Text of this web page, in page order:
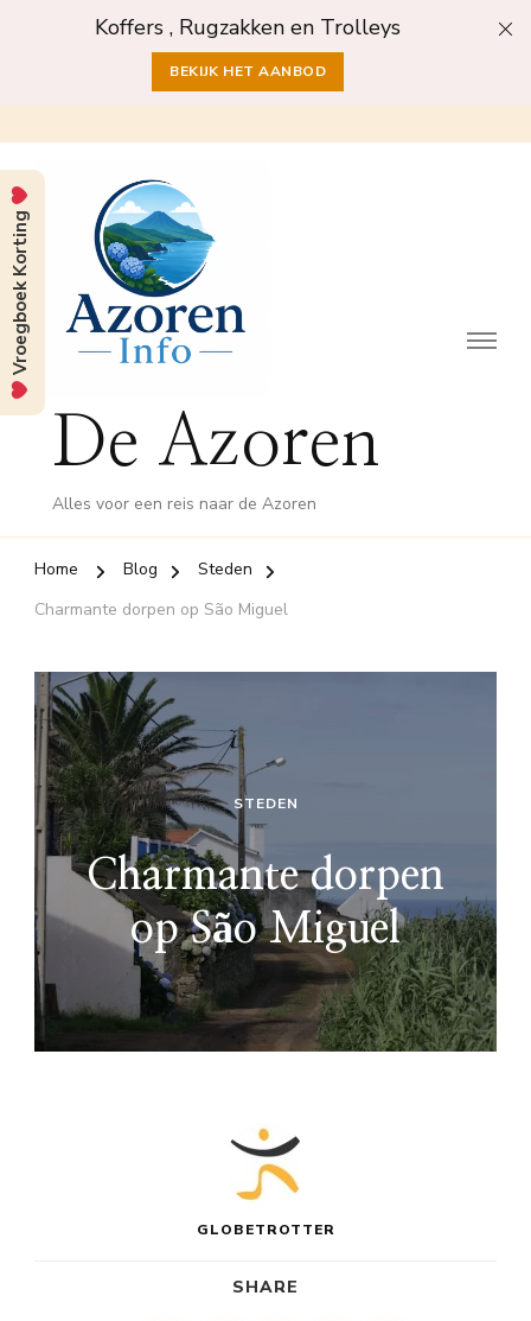
Koffers , Rugzakken en Trolleys
BEKIJK HET AANBOD
De Azoren
Alles voor een reis naar de Azoren
Home Blog
Steden
Charmante dorpen op São Miguel
STEDEN
Charmante dorpen
op São Miguel
GLOBETROTTER
SHARE
Vroegboek Korting